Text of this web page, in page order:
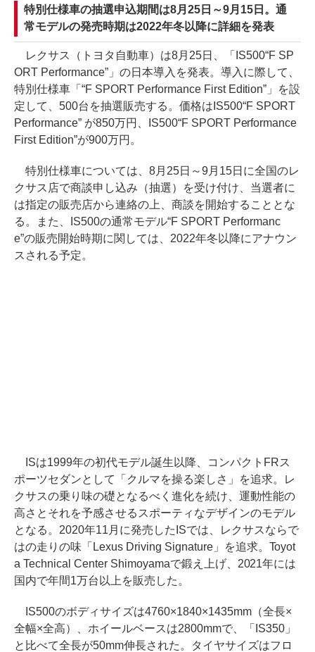
特別仕様車の抽選申込期間は8月25日～9月15日。通
常モデルの発売時期は2022年冬以降に詳細を発表
レクサス（トヨタ自動車）は8月25日、「IS500“F SP
ORT Performance”」の日本導入を発表。導入に際して、
特別仕様車「“F SPORT Performance First Edition”」を設
定して、500台を抽選販売する。価格はIS500“F SPORT
Performance” が850万円、IS500“F SPORT Performance
First Edition”が900万円。
特別仕様車については、8月25日～9月15日に全国のレ
クサス店で商談申し込み（抽選）を受け付け、当選者に
は指定の販売店から連絡の上、商談を開始することとな
る。また、IS500の通常モデル“F SPORT Performanc
e”の販売開始時期に関しては、2022年冬以降にアナウン
スされる予定。
ISは1999年の初代モデル誕生以降、コンパクトFRス
ポーツセダンとして「クルマを操る楽しさ」を追求。レ
クサスの乗り味の礎となるべく進化を続け、運動性能の
高さとそれを予感させるスポーティなデザインのモデル
となる。2020年11月に発売したISでは、レクサスならで
はの走りの味「Lexus Driving Signature」を追求。Toyot
a Technical Center Shimoyamaで鍛え上げ、2021年には
国内で年間1万台以上を販売した。
IS500のボディサイズは4760×1840×1435mm（全長×
全幅×全高）、ホイールベースは2800mmで、「IS350」
と比べて全長が50mm伸長された。タイヤサイズはフロ